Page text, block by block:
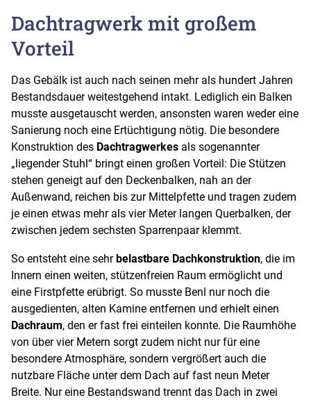
Dachtragwerk mit großem
Vorteil
Das Gebälk ist auch nach seinen mehr als hundert Jahren
Bestandsdauer weitestgehend intakt. Lediglich ein Balken
musste ausgetauscht werden, ansonsten waren weder eine
Sanierung noch eine Ertüchtigung nötig. Die besondere
Konstruktion des Dachtragwerkes als sogenannter
„liegender Stuhl“ bringt einen großen Vorteil: Die Stützen
stehen geneigt auf den Deckenbalken, nah an der
Außenwand, reichen bis zur Mittelpfette und tragen zudem
je einen etwas mehr als vier Meter langen Querbalken, der
zwischen jedem sechsten Sparrenpaar klemmt.
So entsteht eine sehr belastbare Dachkonstruktion, die im
Innern einen weiten, stützenfreien Raum ermöglicht und
eine Firstpfette erübrigt. So musste Benl nur noch die
ausgedienten, alten Kamine entfernen und erhielt einen
Dachraum, den er fast frei einteilen konnte. Die Raumhöhe
von über vier Metern sorgt zudem nicht nur für eine
besondere Atmosphäre, sondern vergrößert auch die
nutzbare Fläche unter dem Dach auf fast neun Meter
Breite. Nur eine Bestandswand trennt das Dach in zwei